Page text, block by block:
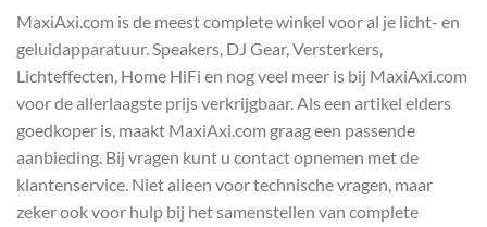
MaxiAxi.com is de meest complete winkel voor al je licht- en
geluidapparatuur. Speakers, DJ Gear, Versterkers,
Lichteffecten, Home HiFi en nog veel meer is bij MaxiAxi.com
voor de allerlaagste prijs verkrijgbaar. Als een artikel elders
goedkoper is, maakt MaxiAxi.com graag een passende
aanbieding. Bij vragen kunt u contact opnemen met de
klantenservice. Niet alleen voor technische vragen, maar
zeker ook voor hulp bij het samenstellen van complete